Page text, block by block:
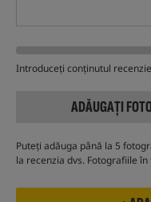
Introduceți conținutul
ADĂUGAȚI
Puteți adăuga până la 5
la recenzia dvs. Fotografiile